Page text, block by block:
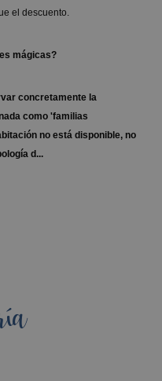
el descuento.
mágicas?
concretamente la
como 'familias
no está disponible, no
d...